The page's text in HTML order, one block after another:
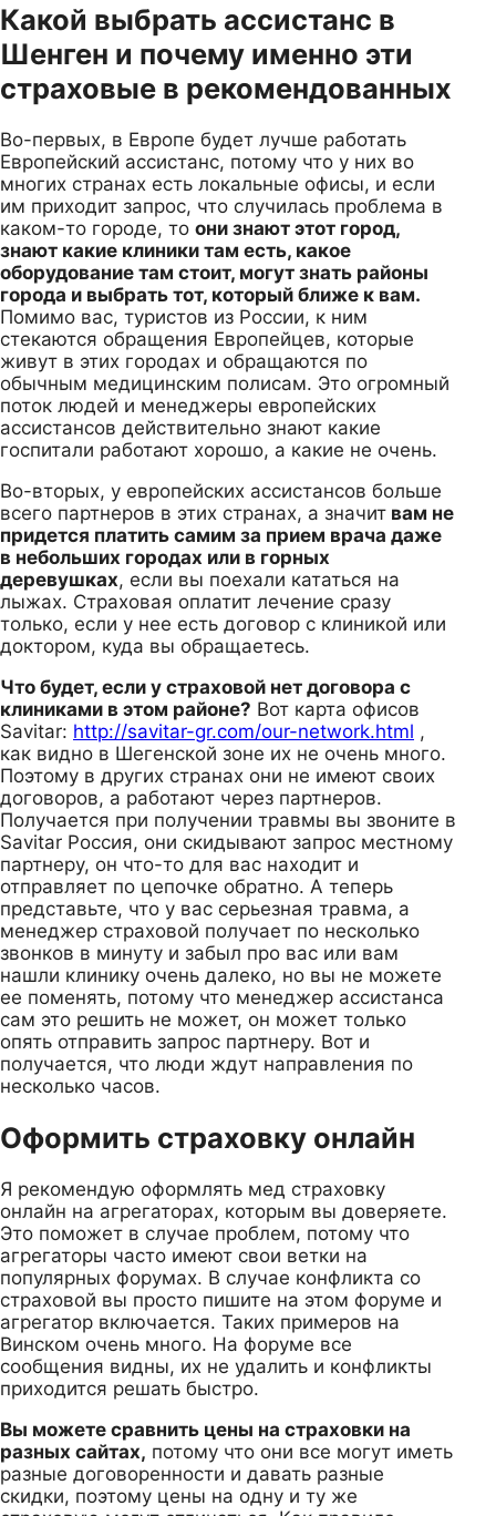
Какой выбрать ассистанс в
Шенген и почему именно эти
страховые в рекомендованных
Во-первых, в Европе будет лучше работать
Европейский ассистанс, потому что у них во
многих странах есть локальные офисы, и если
им приходит запрос, что случилась проблема в
каком-то городе, то они знают этот город,
знают какие клиники там есть, какое
оборудование там стоит, могут знать районы
города и выбрать тот, который ближе к вам.
Помимо вас, туристов из России, к ним
стекаются обращения Европейцев, которые
живут в этих городах и обращаются по
обычным медицинским полисам. Это огромный
поток людей и менеджеры европейских
ассистансов действительно знают какие
госпитали работают хорошо, а какие не очень.
Во-вторых, у европейских ассистансов больше
всего партнеров в этих странах, а значит вам не
придется платить самим за прием врача даже
в небольших городах или в горных
деревушках, если вы поехали кататься на
лыжах. Страховая оплатит лечение сразу
только, если у нее есть договор с клиникой или
доктором, куда вы обращаетесь.
Что будет, если у страховой нет договора с
клиниками в этом районе? Вот карта офисов
Savitar: http://savitar-gr.com/our-network.html ,
как видно в Шегенской зоне их не очень много.
Поэтому в других странах они не имеют своих
договоров, а работают через партнеров.
Получается при получении травмы вы звоните в
Savitar Россия, они скидывают запрос местному
партнеру, он что-то для вас находит и
отправляет по цепочке обратно. А теперь
представьте, что у вас серьезная травма, а
менеджер страховой получает по несколько
звонков в минуту и забыл про вас или вам
нашли клинику очень далеко, но вы не можете
ее поменять, потому что менеджер ассистанса
сам это решить не может, он может только
опять отправить запрос партнеру. Вот и
получается, что люди ждут направления по
несколько часов.
Оформить страховку онлайн
Я рекомендую оформлять мед страховку
онлайн на агрегаторах, которым вы доверяете.
Это поможет в случае проблем, потому что
агрегаторы часто имеют свои ветки на
популярных форумах. В случае конфликта со
страховой вы просто пишите на этом форуме и
агрегатор включается. Таких примеров на
Винском очень много. На форуме все
сообщения видны, их не удалить и конфликты
приходится решать быстро.
Вы можете сравнить цены на страховки на
разных сайтах, потому что они все могут иметь
разные договоренности и давать разные
скидки, поэтому цены на одну и ту же